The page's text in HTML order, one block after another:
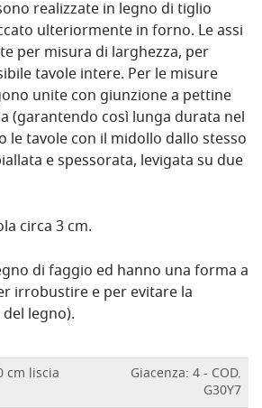
realizzate in legno di tiglio
ulteriormente in forno. Le assi
per misura di larghezza, per
tavole intere. Per le misure
unite con giunzione a pettine
(garantendo così lunga durata nel
le tavole con il midollo dallo stesso
e spessorata, levigata su due
circa 3 cm.
di faggio ed hanno una forma a
irrobustire e per evitare la
legno).
cm liscia
Giacenza: 4 - COD.
G30Y7